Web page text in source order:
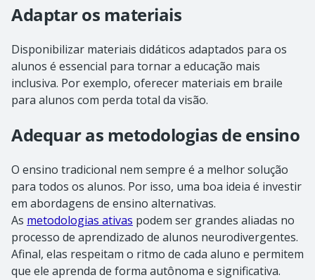
Adaptar os materiais
Disponibilizar materiais didáticos adaptados para os
alunos é essencial para tornar a educação mais
inclusiva. Por exemplo, oferecer materiais em braile
para alunos com perda total da visão.
Adequar as metodologias de ensino
O ensino tradicional nem sempre é a melhor solução
para todos os alunos. Por isso, uma boa ideia é investir
em abordagens de ensino alternativas.
As metodologias ativas podem ser grandes aliadas no
processo de aprendizado de alunos neurodivergentes.
Afinal, elas respeitam o ritmo de cada aluno e permitem
que ele aprenda de forma autônoma e significativa.